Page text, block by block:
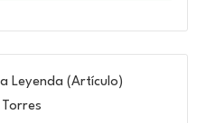
Leyenda (Artículo)
Torres